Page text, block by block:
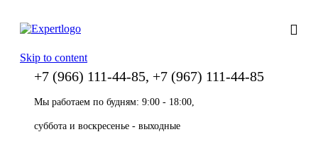
Skip to content
+7 (966) 111-44-85, +7 (967) 111-44-85
Мы работаем по будням: 9:00 - 18:00,
суббота и воскресенье - выходные